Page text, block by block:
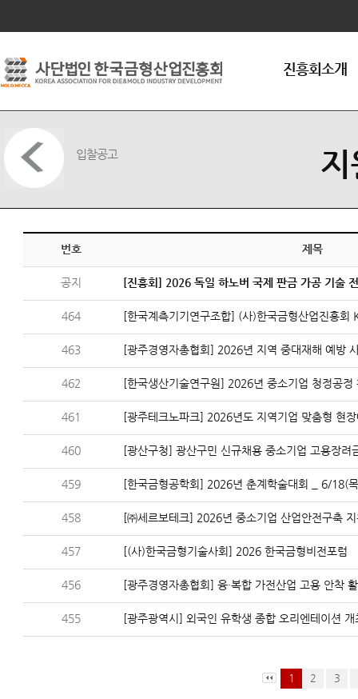
진흥회소개
인사말씀
입찰공고 지
번호 제목
공지 [진흥회] 2026 독일 하노버 국제 판금 가공 기술
464 [한국계측기기연구조합] (사)한국금형산업진흥회
463 [광주경영자총협회] 2026년 지역 중대재해 예방
462 [한국생산기술연구원] 2026년 중소기업 청정공정
461 [광주테크노파크] 2026년도 지역기업 맞춤형 현
460 [광산구청] 광산구민 신규채용 중소기업 고용장려
459 [한국금형공학회] 2026년 춘계학술대회 _ 6/18(
458 [㈜세르보테크] 2026년 중소기업 산업안전구축
457 [(사)한국금형기술사회] 2026 한국금형비전포럼
456 [광주경영자총협회] 융·복합 가전산업 고용 안착
455 [광주광역시] 외국인 유학생 종합 오리엔테이션 개
1 2 3